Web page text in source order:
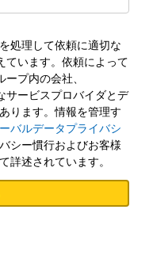
処理して依頼に適切な
ています。依頼によって
プ内の会社、
サービスプロバイダとデ
ります。情報を管理す
バルデータプライバシ
シー慣行およびお客様
詳述されています。